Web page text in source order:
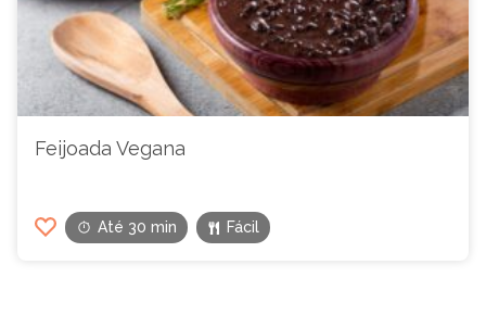
Feijoada Vegana
Até 30 min Fácil